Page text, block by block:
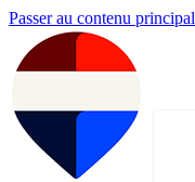
Passer au contenu principal